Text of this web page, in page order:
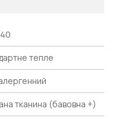
тепле
тканина (бавовна +)